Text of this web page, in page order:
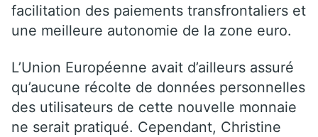
facilitation des paiements transfrontaliers et
une meilleure autonomie de la zone euro.
L’Union Européenne avait d’ailleurs assuré
qu’aucune récolte de données personnelles
des utilisateurs de cette nouvelle monnaie
ne serait pratiqué. Cependant, Christine